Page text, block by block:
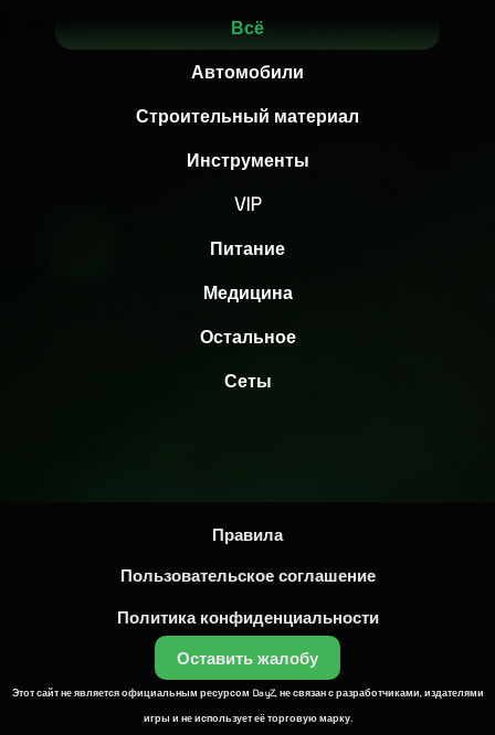
Всё
Автомобили
Строительный материал
Инструменты
VIP
Питание
Медицина
Остальное
Сеты
Правила
Пользовательское соглашение
Политика конфиденциальности
Оставить жалобу
Этот сайт не является официальным ресурсом DayZ, не связан с разработчиками, издателями
игры и не использует её торговую марку.